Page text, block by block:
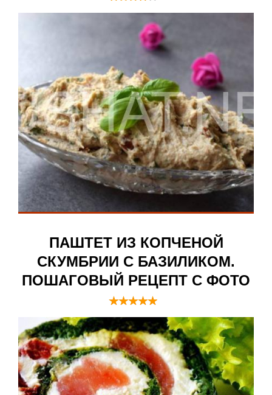
ПАШТЕТ ИЗ КОПЧЕНОЙ
СКУМБРИИ С БАЗИЛИКОМ.
ПОШАГОВЫЙ РЕЦЕПТ С ФОТО